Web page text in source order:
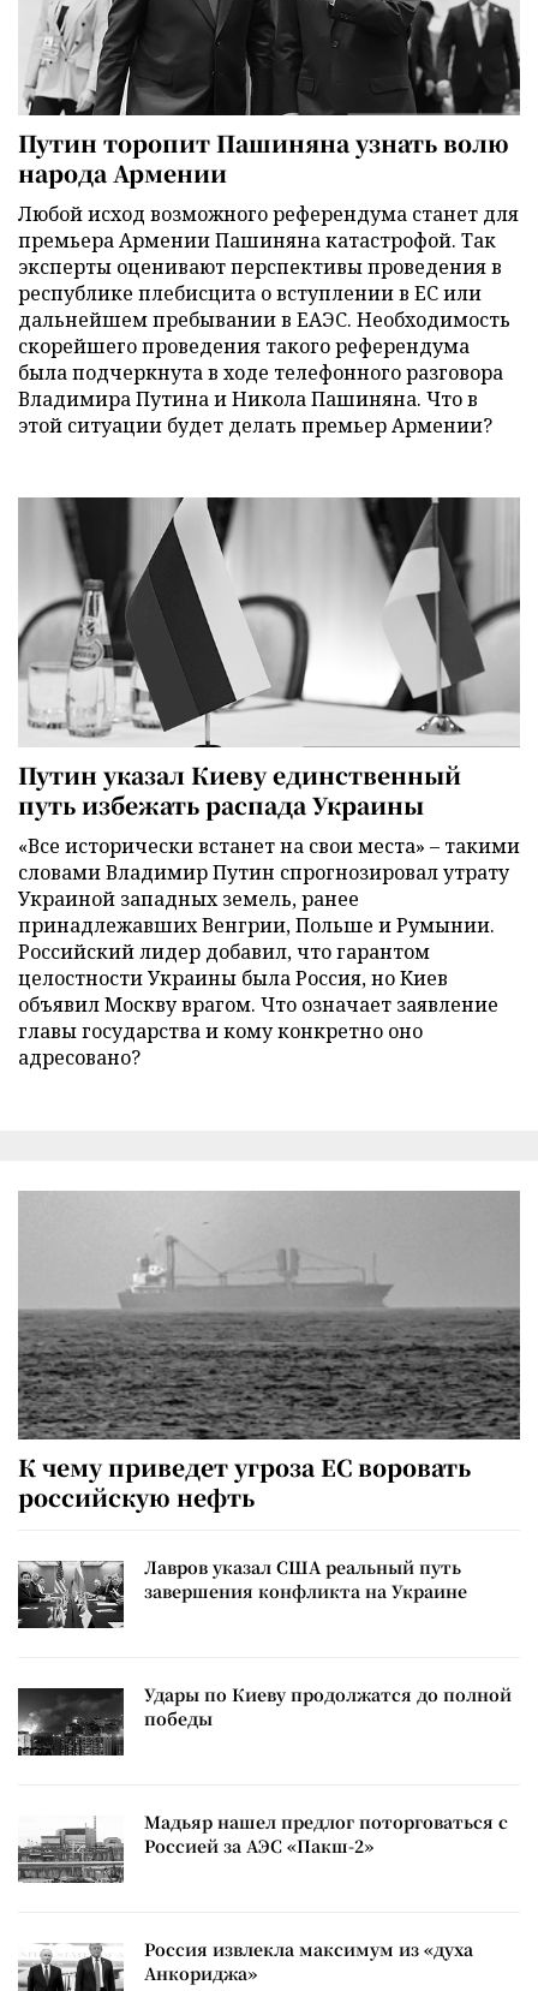
Путин торопит Пашиняна узнать волю
народа Армении
Любой исход возможного референдума станет для
премьера Армении Пашиняна катастрофой. Так
эксперты оценивают перспективы проведения в
республике плебисцита о вступлении в ЕС или
дальнейшем пребывании в ЕАЭС. Необходимость
скорейшего проведения такого референдума
была подчеркнута в ходе телефонного разговора
Владимира Путина и Никола Пашиняна. Что в
этой ситуации будет делать премьер Армении?
Путин указал Киеву единственный
путь избежать распада Украины
«Все исторически встанет на свои места» – такими
словами Владимир Путин спрогнозировал утрату
Украиной западных земель, ранее
принадлежавших Венгрии, Польше и Румынии.
Российский лидер добавил, что гарантом
целостности Украины была Россия, но Киев
объявил Москву врагом. Что означает заявление
главы государства и кому конкретно оно
адресовано?
К чему приведет угроза ЕС воровать
российскую нефть
Лавров указал США реальный путь
завершения конфликта на Украине
Удары по Киеву продолжатся до полной
победы
Мадьяр нашел предлог поторговаться с
Россией за АЭС «Пакш-2»
Россия извлекла максимум из «духа
Анкориджа»